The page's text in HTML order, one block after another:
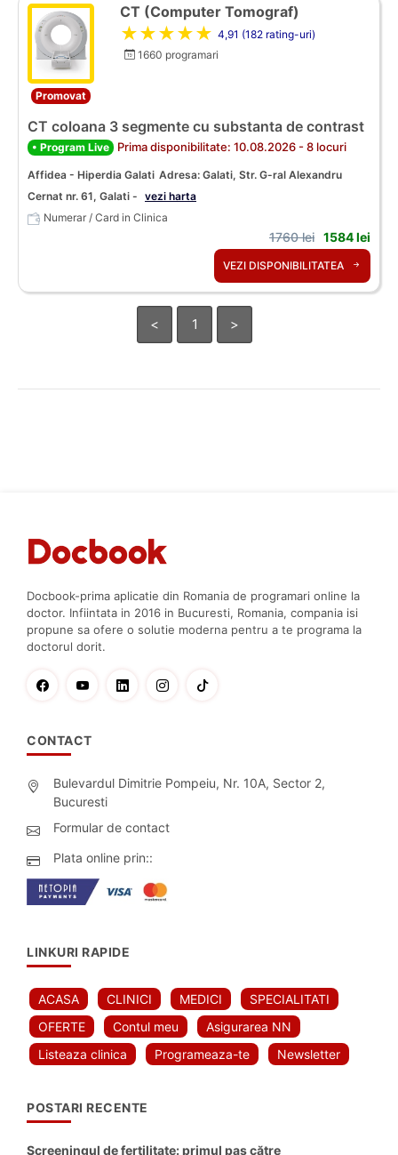
Promovat
CT (Computer Tomograf)
★★★★★ 4,91 (182 rating-uri)
1660 programari
CT coloana 3 segmente cu substanta de contrast
• Program Live Prima disponibilitate: 10.08.2026 - 8 locuri
Affidea - Hiperdia Galati Adresa: Galati, Str. G-ral Alexandru
Cernat nr. 61, Galati - vezi harta
Numerar / Card in Clinica
1760 lei 1584 lei
VEZI DISPONIBILITATEA
< 1 >
Docbook-prima aplicatie din Romania de programari online la
doctor. Infiintata in 2016 in Bucuresti, Romania, compania isi
propune sa ofere o solutie moderna pentru a te programa la
doctorul dorit.
CONTACT
Bulevardul Dimitrie Pompeiu, Nr. 10A, Sector 2,
Bucuresti
Formular de contact
Plata online prin::
LINKURI RAPIDE
ACASA CLINICI MEDICI
SPECIALITATI
OFERTE
Contul meu
Asigurarea NN
Listeaza clinica
Programeaza-te Newsletter
POSTARI RECENTE
Screeningul de fertilitate: primul pas către